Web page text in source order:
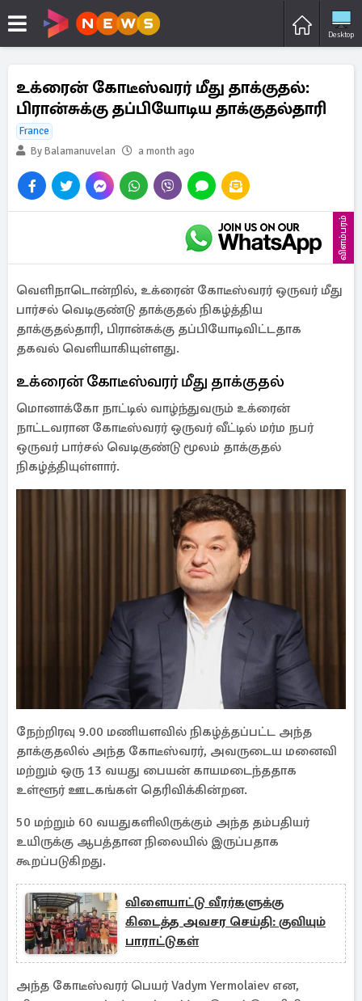
Desktop
உக்ரைன் கோடீஸ்வரர் மீது தாக்குதல்:
பிரான்சுக்கு தப்பியோடிய தாக்குதல்தாரி
France
By Balamanuvelan
a month ago
விளம்பரம்
வெளிநாடொன்றில், உக்ரைன் கோடீஸ்வரர் ஒருவர் மீது
பார்சல் வெடிகுண்டு தாக்குதல் நிகழ்த்திய
தாக்குதல்தாரி, பிரான்சுக்கு தப்பியோடிவிட்டதாக
தகவல் வெளியாகியுள்ளது.
உக்ரைன் கோடீஸ்வரர் மீது தாக்குதல்
மொனாக்கோ நாட்டில் வாழ்ந்துவரும் உக்ரைன்
நாட்டவரான கோடீஸ்வரர் ஒருவர் வீட்டில் மர்ம நபர்
ஒருவர் பார்சல் வெடிகுண்டு மூலம் தாக்குதல்
நிகழ்த்தியுள்ளார்.
நேற்றிரவு 9.00 மணியளவில் நிகழ்த்தப்பட்ட அந்த
தாக்குதலில் அந்த கோடீஸ்வரர், அவருடைய மனைவி
மற்றும் ஒரு 13 வயது பையன் காயமடைந்ததாக
உள்ளூர் ஊடகங்கள் தெரிவிக்கின்றன.
50 மற்றும் 60 வயதுகளிலிருக்கும் அந்த தம்பதியர்
உயிருக்கு ஆபத்தான நிலையில் இருப்பதாக
கூறப்படுகிறது.
விளையாட்டு வீரர்களுக்கு
கிடைத்த அவசர செய்தி: குவியும்
பாராட்டுகள்
அந்த கோடீஸ்வரர் பெயர் Vadym Yermolaiev என,